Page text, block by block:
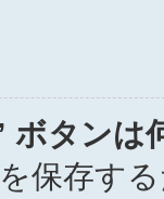
ボタンは
保存す